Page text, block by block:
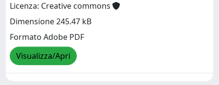
Licenza: Creative commons
Dimensione 245.47 kB
Formato Adobe PDF
Visualizza/Apri